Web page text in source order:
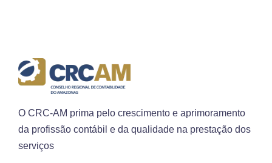
O CRC-AM prima pelo crescimento e aprimoramento
da profissão contábil e da qualidade na prestação dos
serviços